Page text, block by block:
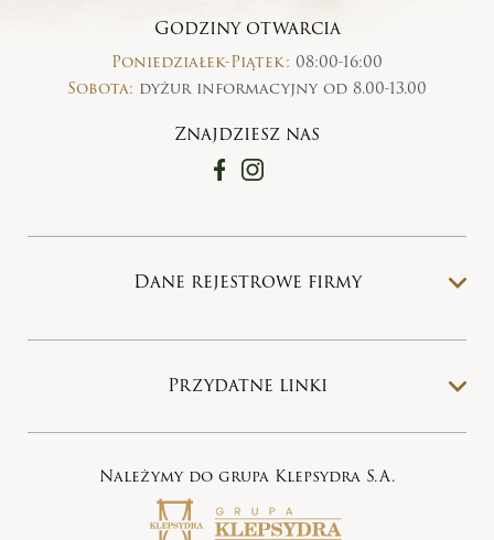
Godziny otwarcia
Poniedziałek-Piątek: 08:00-16:00
Sobota: dyżur informacyjny od 8.00-13.00
Znajdziesz nas
Dane rejestrowe firmy
Przydatne linki
Należymy do grupa Klepsydra S.A.